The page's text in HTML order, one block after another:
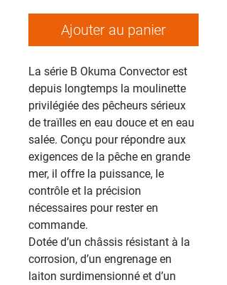
Ajouter au panier
La série B Okuma Convector est
depuis longtemps la moulinette
privilégiée des pêcheurs sérieux
de traïlles en eau douce et en eau
salée. Conçu pour répondre aux
exigences de la pêche en grande
mer, il offre la puissance, le
contrôle et la précision
nécessaires pour rester en
commande.
Dotée d’un châssis résistant à la
corrosion, d’un engrenage en
laiton surdimensionné et d’un